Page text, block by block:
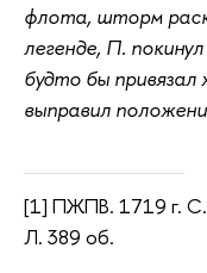
флота, шторм
легенде, П.
будто бы привязал
выправил
[1] ПЖПВ. 1719 г.
Л. 389 об.